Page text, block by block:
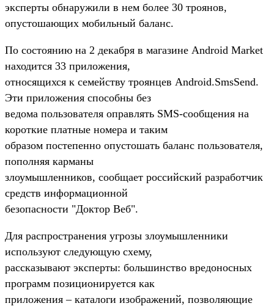
эксперты обнаружили в нем более 30 троянов,
опустошающих мобильный баланс.
По состоянию на 2 декабря в магазине Android Market
находится 33 приложения,
относящихся к семейству троянцев Android.SmsSend.
Эти приложения способны без
ведома пользователя оправлять SMS-сообщения на
короткие платные номера и таким
образом постепенно опустошать баланс пользователя,
пополняя карманы
злоумышленников, сообщает российский разработчик
средств информационной
безопасности "Доктор Веб".
Для распространения угрозы злоумышленники
используют следующую схему,
рассказывают эксперты: большинство вредоносных
программ позиционируется как
приложения – каталоги изображений, позволяющие